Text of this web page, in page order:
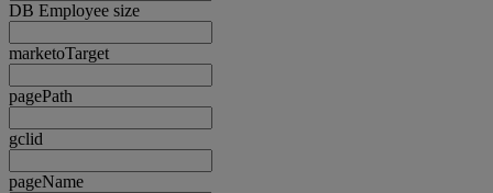
DB Employee size
marketoTarget
pagePath
gclid
pageName